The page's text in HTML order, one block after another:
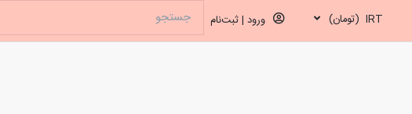
IRT (تومان) ورود | ثبت‌نام